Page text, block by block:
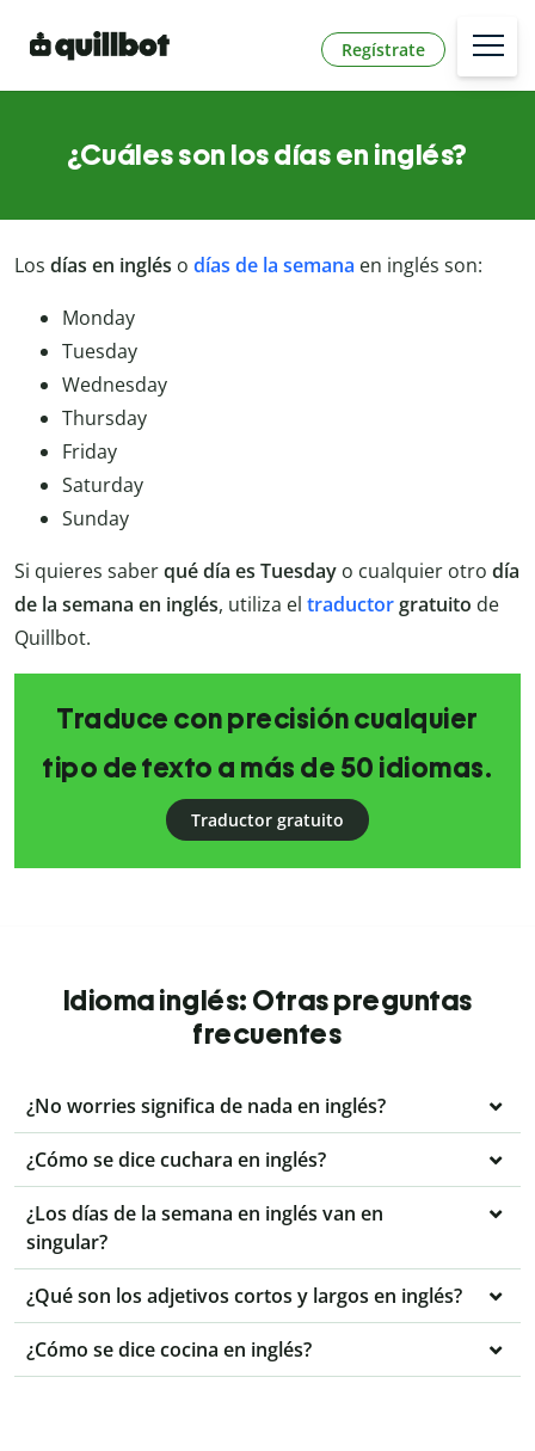
Regístrate
¿Cuáles son los días en inglés?
Los días en inglés o días de la semana en inglés son:
Monday
Tuesday
Wednesday
Thursday
Friday
Saturday
Sunday
Si quieres saberqué día es Tuesday o cualquier otro día
de la semana en inglés, utiliza el traductorgratuito de
Quillbot.
Traduce con precisión cualquier
tipo de texto a más de 50 idiomas.
Traductor gratuito
Idioma inglés: Otras preguntas
frecuentes
¿No worries significa de nada en inglés?
¿Cómo se dice cuchara en inglés?
¿Los días de la semana en inglés van en
singular?
¿Qué son los adjetivos cortos y largos en inglés?
¿Cómo se dice cocina en inglés?